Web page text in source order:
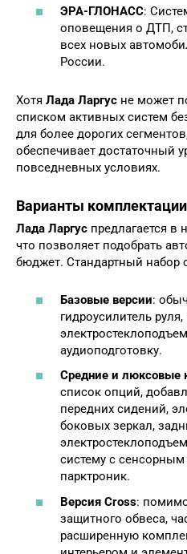
ЭРА-ГЛОНАСС:
оповещения о ДТП,
всех новых
России.
Хотя Лада Ларгус не может
списком активных систем
для более дорогих
обеспечивает достаточный
повседневных условиях.
Варианты комплектации
Лада Ларгус предлагается в
что позволяет подобрать
бюджет. Стандартный набор
Базовые версии:
гидроусилитель
аудиоподготовку.
Средние и люксовые
список опций,
передних сидений,
боковых зеркал,
систему с
парктроник.
Версия Cross:
защитного обвеса,
расширенную